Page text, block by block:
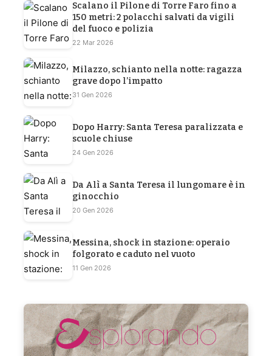
Scalano il Pilone di Torre Faro fino a
150 metri: 2 polacchi salvati da vigili
del fuoco e polizia
22 Mar 2026
Milazzo, schianto nella notte: ragazza
grave dopo l’impatto
31 Gen 2026
Dopo Harry: Santa Teresa paralizzata e
scuole chiuse
24 Gen 2026
Da Alì a Santa Teresa il lungomare è in
ginocchio
20 Gen 2026
Messina, shock in stazione: operaio
folgorato e caduto nel vuoto
11 Gen 2026